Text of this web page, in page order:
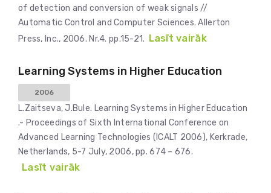
of detection and conversion of weak signals //
Automatic Control and Computer Sciences. Allerton
Press, Inc., 2006. Nr.4. pp.15-21. Lasīt vairāk
Learning Systems in Higher Education
2006
L.Zaitseva, J.Bule. Learning Systems in Higher Education
.- Proceedings of Sixth International Conference on
Advanced Learning Technologies (ICALT 2006), Kerkrade,
Netherlands, 5-7 July, 2006, pp. 674 – 676.
Lasīt vairāk